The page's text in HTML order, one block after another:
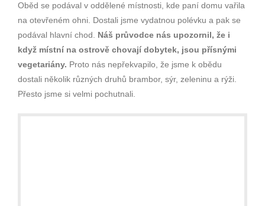
Oběd se podával v oddělené místnosti, kde paní domu vařila
na otevřeném ohni. Dostali jsme vydatnou polévku a pak se
podával hlavní chod. Náš průvodce nás upozornil, že i
když místní na ostrově chovají dobytek, jsou přísnými
vegetariány. Proto nás nepřekvapilo, že jsme k obědu
dostali několik různých druhů brambor, sýr, zeleninu a rýži.
Přesto jsme si velmi pochutnali.